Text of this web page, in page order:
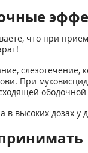
что при
При
высоких дозах у